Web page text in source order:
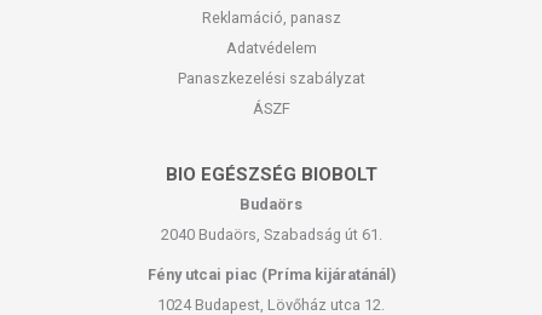
Reklamáció, panasz
Adatvédelem
Panaszkezelési szabályzat
ÁSZF
BIO EGÉSZSÉG BIOBOLT
Budaörs
2040 Budaörs, Szabadság út 61.
Fény utcai piac (Príma kijáratánál)
1024 Budapest, Lövőház utca 12.